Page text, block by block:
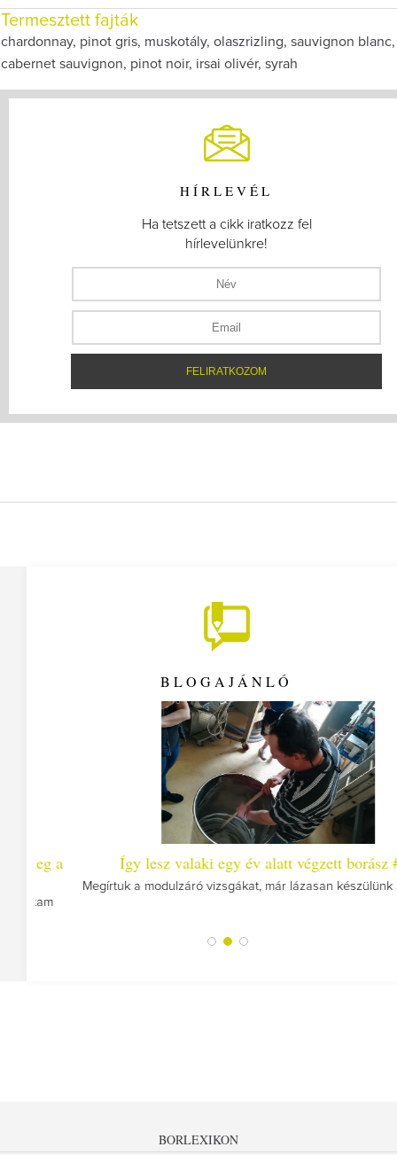
Termesztett fajták
chardonnay, pinot gris, muskotály, olaszrizling, sauvignon
cabernet sauvignon, pinot noir, irsai olivér, syrah
HÍRLEVÉL
Ha tetszett a cikk iratkozz fel
hírlevelünkre!
BLOGAJÁNLÓ
Így lesz valaki egy év alatt végzett borász #25
Megírtuk a modulzáró vizsgákat, már lázasan készülünk az
BORLEXIKON